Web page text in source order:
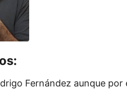
Fernández aunque